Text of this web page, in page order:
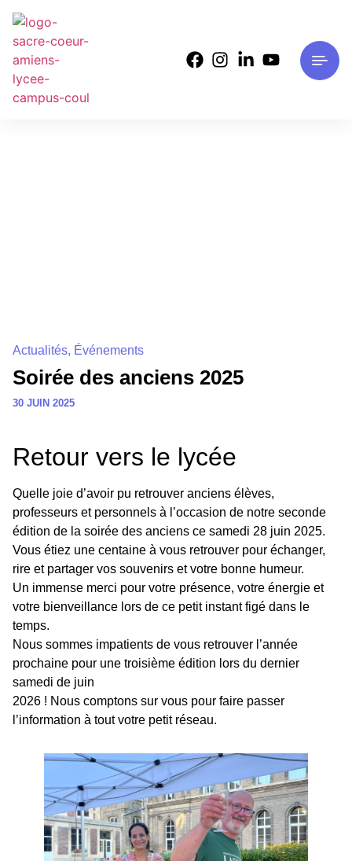
Actualités, Événements
Soirée des anciens 2025
30 JUIN 2025
Retour vers le lycée
Quelle joie d’avoir pu retrouver anciens élèves,
professeurs et personnels à l’occasion de notre seconde
édition de la soirée des anciens ce samedi 28 juin 2025.
Vous étiez une centaine à vous retrouver pour échanger,
rire et partager vos souvenirs et votre bonne humeur.
Un immense merci pour votre présence, votre énergie et
votre bienveillance lors de ce petit instant figé dans le
temps.
Nous sommes impatients de vous retrouver l’année
prochaine pour une troisième édition lors du dernier
samedi de juin
2026 ! Nous comptons sur vous pour faire passer
l’information à tout votre petit réseau.